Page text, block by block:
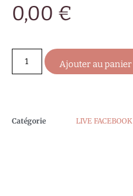
0,00 €
Ajouter au panier
Catégorie LIVE FACEBOOK